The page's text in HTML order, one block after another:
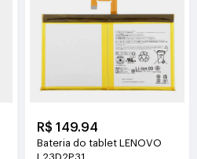
R$ 149.94
Bateria do tablet LENOVO